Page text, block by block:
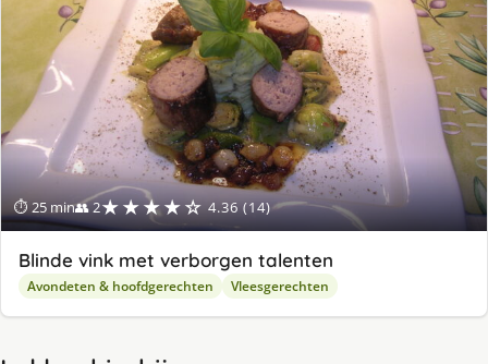
⏱ 25 min👥 2★★★★☆ 4.36 (14)
Blinde vink met verborgen talenten
Avondeten & hoofdgerechten Vleesgerechten